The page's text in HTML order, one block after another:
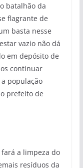
batalhão da
flagrante de
basta nesse
vazio não dá
em depósito de
continuar
população
prefeito de
a limpeza do
resíduos da